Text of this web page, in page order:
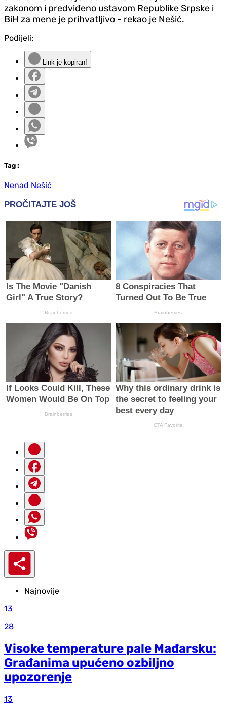
zakonom i predviđeno ustavom Republike Srpske i
BiH za mene je prihvatljivo - rekao je Nešić.
Podijeli:
Link je kopiran!
Tag :
Nenad Nešić
Najnovije
13
28
Visoke temperature pale Mađarsku:
Građanima upućeno ozbiljno
upozorenje
13